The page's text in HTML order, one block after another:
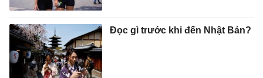
Đọc gì trước khi đến Nhật Bản?